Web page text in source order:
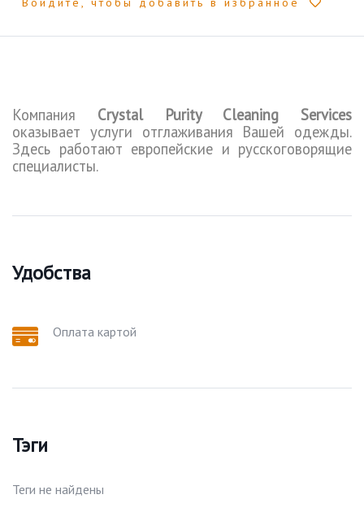
Компания Crystal Purity Cleaning Services
оказывает услуги отглаживания Вашей одежды.
Здесь работают европейские и русскоговорящие
специалисты.
Удобства
Оплата картой
Тэги
Теги не найдены